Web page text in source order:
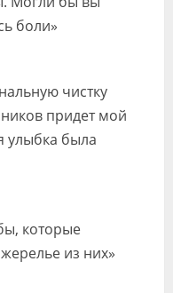
боли»
чистку
придет мой
улыбка была
которые
из них»